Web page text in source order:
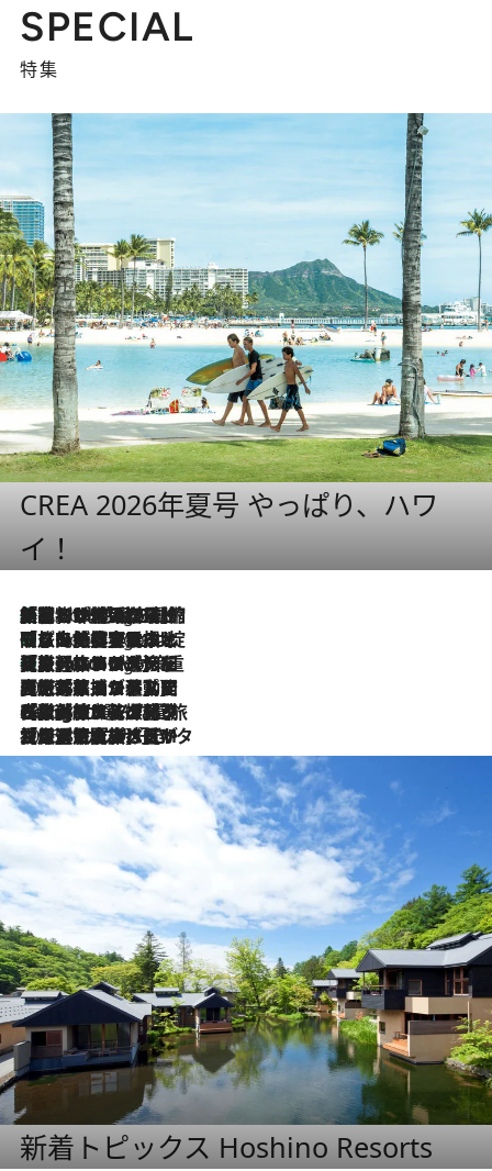
SPECIAL
特集
CREA 2026年夏号 やっぱり、ハワ
イ！
2 Hours Ago
「荷物が増えるほど旅ストレスは増す」美容ジャーナリストがたどり着いた最終結論。“化粧品を劇的に減らす”感動の凝縮美容とは
2 Hours Ago
「旅先には金髪ウィッグを持参」日本と同じメイクでは損してる!? 美容ジャーナリストが提案する“掟破りの旅美容”とは
2 Hours Ago
【厳選旅コスメ】「身軽さ＆UV対策重視！」ヘアアーティストshucoが選んだ夏旅ベストコスメを発表【Mサイズジップ】
2026.8.5
【厳選旅コスメ】国内をあちこち移動する河井菜摘が選んだ夏旅ベストコスメ発表！「リラックスアイテムはマスト」【Mサイズジップ】
2026.8.4
【厳選旅コスメ】「紫外線＆乾燥対策しながらメイク感も！」ヘア＆メイクGeorgeが選んだ夏旅ベストコスメを発表！【Mサイズジップ】
2026.8.3
【厳選旅コスメ】「保湿もタイパ重視！」“サウナ好き”タレント清水みさとが愛用する夏旅ベストコスメを発表！【Mサイズジップ】
新着トピックス Hoshino Resorts